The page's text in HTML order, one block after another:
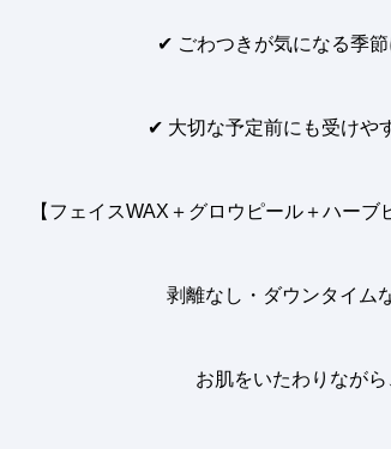
✔︎ ごわつきが気になる季
✔︎ 大切な予定前にも受けや
【フェイスWAX＋グロウピール＋ハー
剥離なし・ダウンタイム
お肌をいたわりながら